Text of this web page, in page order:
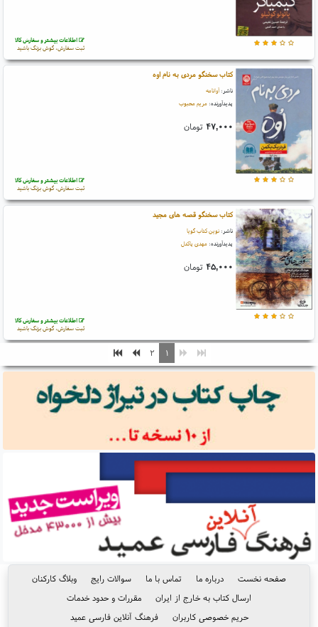
اطلاعات بیشتر و سفارش کالا
ثبت سفارش، گوش بزنگ باشید
کتاب سخنگو مردی به نام اوه
ناشر: آوانامه
پدیدآورنده: مریم محبوب
۴۷,۰۰۰ تومان
اطلاعات بیشتر و سفارش کالا
ثبت سفارش، گوش بزنگ باشید
کتاب سخنگو قصه های مجید
ناشر: نوین کتاب گویا
پدیدآورنده: مهدی پاکدل
۴۵,۰۰۰ تومان
اطلاعات بیشتر و سفارش کالا
ثبت سفارش، گوش بزنگ باشید
۱ ۲
صفحه نخست درباره ما تماس با ما سوالات رایج
وبلاگ کارکنان
ارسال کتاب به خارج از ایران
مقررات و حدود خدمات
حریم خصوصی کاربران
فرهنگ آنلاین فارسی عمید